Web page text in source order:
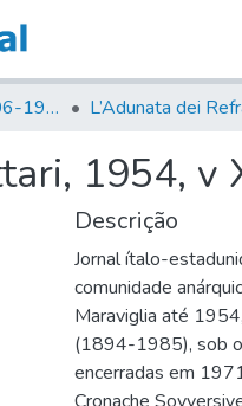
Canto Libertário (1906-1995) L’Adunata dei
1954, v
Descrição
Jornal ítalo-
comunidade
Maraviglia até
(1894-1985), sob o
encerradas em